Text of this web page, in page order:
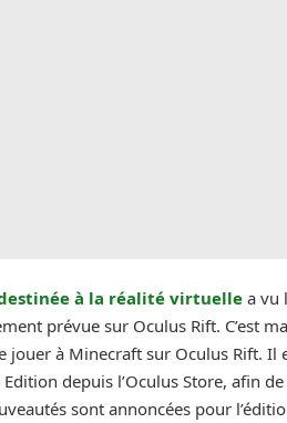
à la réalité virtuelle a vu
prévue sur Oculus Rift. C’est
à Minecraft sur Oculus Rift. Il
depuis l’Oculus Store, afin
sont annoncées pour